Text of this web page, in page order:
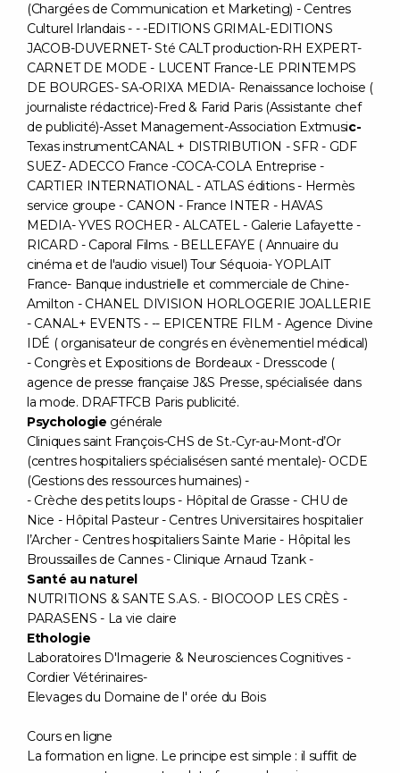
(Chargées de Communication et Marketing) - Centres
Culturel Irlandais - - -EDITIONS GRIMAL-EDITIONS
JACOB-DUVERNET- Sté CALT production-RH EXPERT-
CARNET DE MODE - LUCENT France-LE PRINTEMPS
DE BOURGES- SA-ORIXA MEDIA- Renaissance lochoise (
journaliste rédactrice)-Fred & Farid Paris (Assistante chef
de publicité)-Asset Management-Association Extmusic-
Texas instrumentCANAL + DISTRIBUTION - SFR - GDF
SUEZ- ADECCO France -COCA-COLA Entreprise -
CARTIER INTERNATIONAL - ATLAS éditions - Hermès
service groupe - CANON - France INTER - HAVAS
MEDIA- YVES ROCHER - ALCATEL - Galerie Lafayette -
RICARD - Caporal Films. - BELLEFAYE ( Annuaire du
cinéma et de l'audio visuel) Tour Séquoia- YOPLAIT
France- Banque industrielle et commerciale de Chine-
Amilton - CHANEL DIVISION HORLOGERIE JOALLERIE
- CANAL+ EVENTS - -- EPICENTRE FILM - Agence Divine
IDÉ ( organisateur de congrés en évènementiel médical)
- Congrès et Expositions de Bordeaux - Dresscode (
agence de presse française J&S Presse, spécialisée dans
la mode. DRAFTFCB Paris publicité.
Psychologie générale
Cliniques saint François-CHS de St.-Cyr-au-Mont-d’Or
(centres hospitaliers spécialisésen santé mentale)- OCDE
(Gestions des ressources humaines) -
- Crèche des petits loups - Hôpital de Grasse - CHU de
Nice - Hôpital Pasteur - Centres Universitaires hospitalier
l’Archer - Centres hospitaliers Sainte Marie - Hôpital les
Broussailles de Cannes - Clinique Arnaud Tzank -
Santé au naturel
NUTRITIONS & SANTE S.A.S. - BIOCOOP LES CRÈS -
PARASENS - La vie claire
Ethologie
Laboratoires D'Imagerie & Neurosciences Cognitives -
Cordier Vétérinaires-
Elevages du Domaine de l' orée du Bois
Cours en ligne
La formation en ligne. Le principe est simple : il suffit de